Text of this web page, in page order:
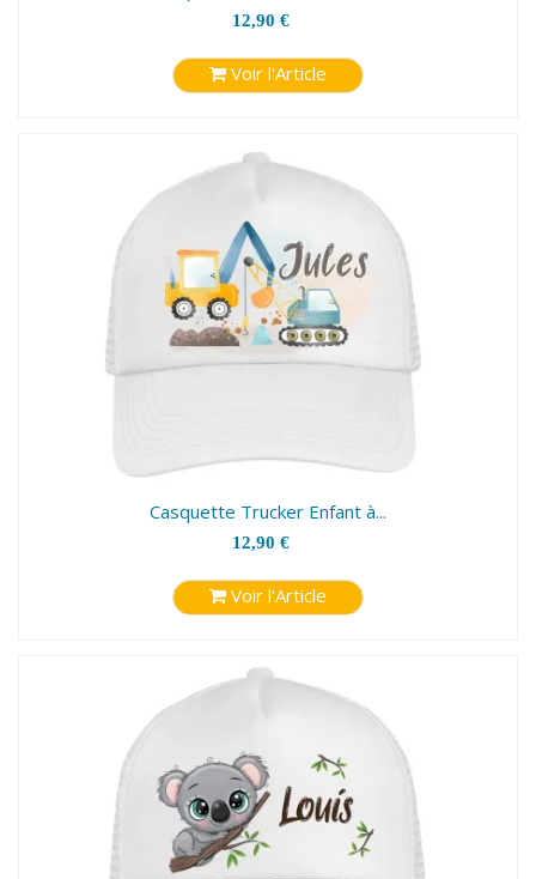
12,90 €
Voir l'Article
Casquette Trucker Enfant à...
12,90 €
Voir l'Article